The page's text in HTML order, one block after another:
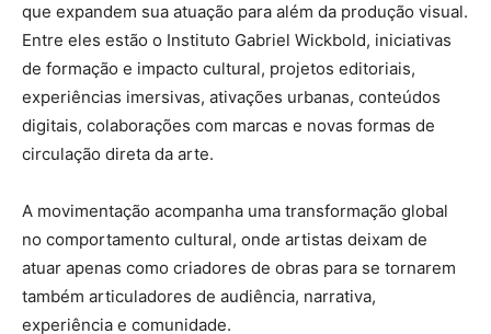
que expandem sua atuação para além da produção visual.
Entre eles estão o Instituto Gabriel Wickbold, iniciativas
de formação e impacto cultural, projetos editoriais,
experiências imersivas, ativações urbanas, conteúdos
digitais, colaborações com marcas e novas formas de
circulação direta da arte.
A movimentação acompanha uma transformação global
no comportamento cultural, onde artistas deixam de
atuar apenas como criadores de obras para se tornarem
também articuladores de audiência, narrativa,
experiência e comunidade.